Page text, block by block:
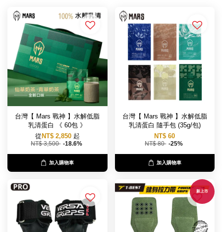
台灣【 Mars 戰神 】水解低脂
乳清蛋白 《 60包 》
從 NT$ 2,850 起
NT$ 3,500 -18.6%
加入購物車
台灣【 Mars 戰神 】水解低脂
乳清蛋白 隨手包 (35g/包)
NT$ 60
NT$ 80 -25%
加入購物車
新上市